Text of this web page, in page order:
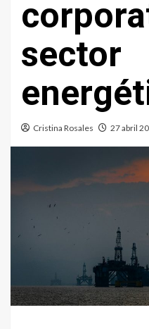
sector
Cristina Rosales 27 abril